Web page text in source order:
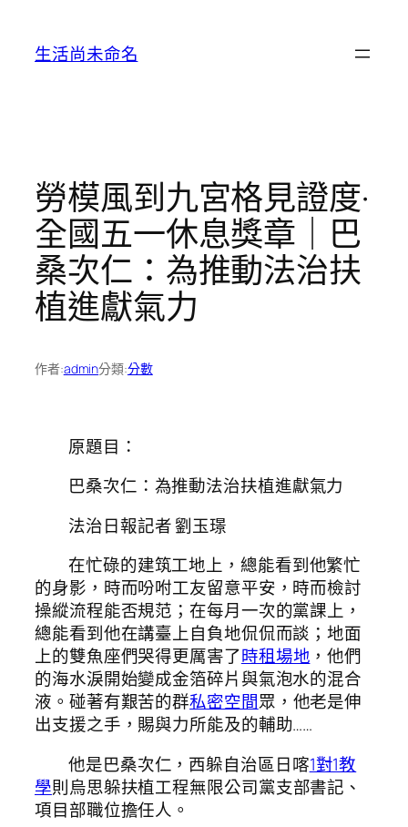
生活尚未命名
勞模風到九宮格見證度·
全國五一休息獎章｜巴
桑次仁：為推動法治扶
植進獻氣力
作者:admin分類:分數
原題目：
巴桑次仁：為推動法治扶植進獻氣力
法治日報記者 劉玉璟
在忙碌的建筑工地上，總能看到他繁忙
的身影，時而吩咐工友留意平安，時而檢討
操縱流程能否規范；在每月一次的黨課上，
總能看到他在講臺上自負地侃侃而談；地面
上的雙魚座們哭得更厲害了時租場地 ，他們
的海水淚開始變成金箔碎片與氣泡水的混合
液。碰著有艱苦的群私密空間眾，他老是伸
出支援之手，賜與力所能及的輔助……
他是巴桑次仁，西躲自治區日喀1對1教
學則烏思躲扶植工程無限公司黨支部書記、
項目部職位擔任人。